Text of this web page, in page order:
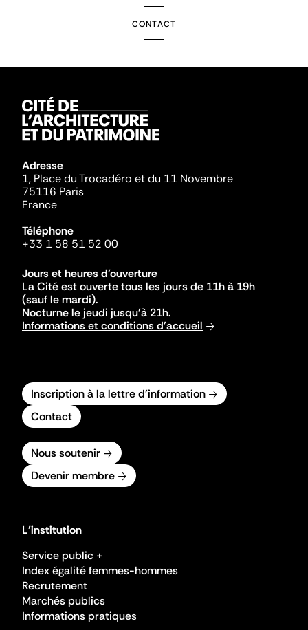
CONTACT
Adresse
1, Place du Trocadéro et du 11 Novembre
75116 Paris
France
Téléphone
+33 1 58 51 52 00
Jours et heures d'ouverture
La Cité est ouverte tous les jours de 11h à 19h
(sauf le mardi).
Nocturne le jeudi jusqu'à 21h.
Informations et conditions d'accueil
Inscription à la lettre d'information
Contact
Nous soutenir
Devenir membre
L'institution
Service public +
Index égalité femmes-hommes
Recrutement
Marchés publics
Informations pratiques